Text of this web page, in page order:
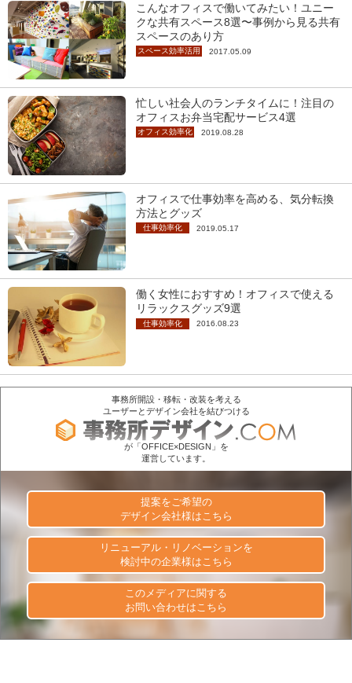
こんなオフィスで働いてみたい！ユニー
クな共有スペース8選〜事例から見る共有
スペースのあり方
スペース効率活用 2017.05.09
忙しい社会人のランチタイムに！注目の
オフィスお弁当宅配サービス4選
オフィス効率化 2019.08.28
オフィスで仕事効率を高める、気分転換
方法とグッズ
仕事効率化 2019.05.17
働く女性におすすめ！オフィスで使える
リラックスグッズ9選
仕事効率化 2016.08.23
事務所開設・移転・改装を考える
ユーザーとデザイン会社を結びつける
が「OFFICE×DESIGN」を
運営しています。
提案をご希望の
デザイン会社様はこちら
リニューアル・リノベーションを
検討中の企業様はこちら
このメディアに関する
お問い合わせはこちら